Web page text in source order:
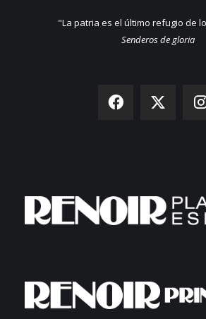
"La patria es el último refugio de
Senderos de gloria